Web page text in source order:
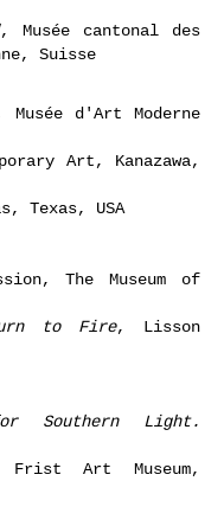
, Musée cantonal des
Suisse
Musée d'Art Moderne
Art, Kanazawa,
Texas, USA
The Museum of
to Fire, Lisson
Southern Light.
Frist Art Museum,